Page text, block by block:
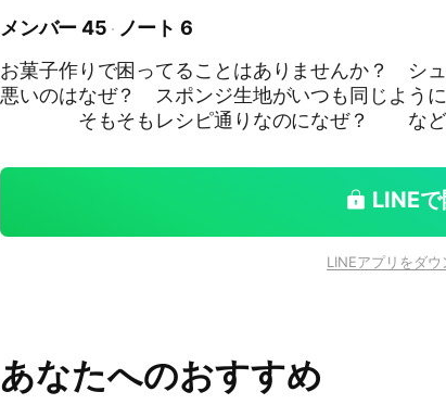
メンバー 45
ノート 6
お菓子作りで困ってることはありませんか？ シ
悪いのはなぜ？ スポンジ生地がいつも同じよう
そもそもレシピ通りなのになぜ？ などな
LINEで
LINEアプリをダウ
あなたへのおすすめ